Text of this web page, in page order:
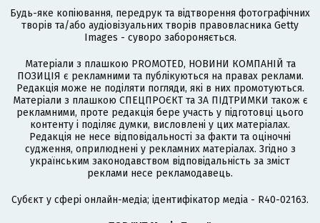
Будь-яке копіювання, передрук та відтворення фотографічних
творів та/або аудіовізуальних творів правовласника Getty
Images - суворо забороняється.
Матеріали з плашкою PROMOTED, НОВИНИ КОМПАНІЙ та
ПОЗИЦІЯ є рекламними та публікуються на правах реклами.
Редакція може не поділяти погляди, які в них промотуються.
Матеріали з плашкою СПЕЦПРОЄКТ та ЗА ПІДТРИМКИ також є
рекламними, проте редакція бере участь у підготовці цього
контенту і поділяє думки, висловлені у цих матеріалах.
Редакція не несе відповідальності за факти та оціночні
судження, оприлюднені у рекламних матеріалах. Згідно з
українським законодавством відповідальність за зміст
реклами несе рекламодавець.
Cубєкт у сфері онлайн-медіа; ідентифікатор медіа - R40-02163.